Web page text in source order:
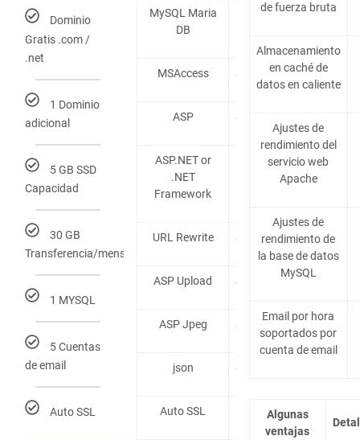
Dominio
Gratis .com /
.net
1 Dominio
adicional
5 GB SSD
Capacidad
30 GB
Transferencia/mensual
1 MYSQL
5 Cuentas
de email
Auto SSL
MySQL Maria
DB
MSAccess Soportado
ASP Soportado
ASP.NET or
.NET
Framework
Incluido
URL Rewrite Soportado
ASP Upload Soportado
ASP Jpeg Soportado
json Soportado
Auto SSL
de fuerza bruta
Almacenamiento
en caché de
datos en caliente
Ajustes de
rendimiento del
servicio web
Apache
Ajustes de
rendimiento de
la base de datos
MySQL
Email por hora
soportados por
cuenta de email
Algunas
ventajas